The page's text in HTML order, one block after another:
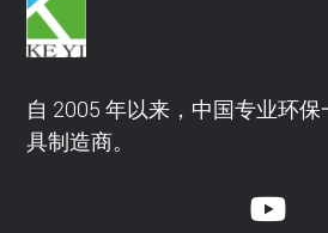
自 2005 年以来，中国专业环保
具制造商。